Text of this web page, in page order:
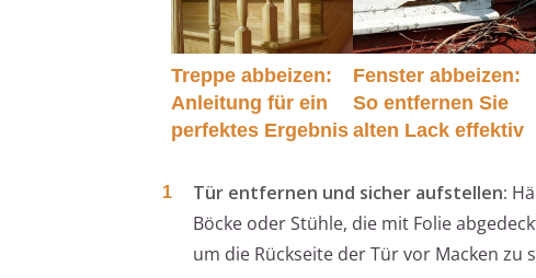
Treppe abbeizen:
Anleitung für ein
perfektes Ergebnis
Fenster abbeizen:
So entfernen Sie
alten Lack effektiv
Tür entfernen und sicher aufstellen:
Böcke oder Stühle, die mit Folie
um die Rückseite der Tür vor Macken zu